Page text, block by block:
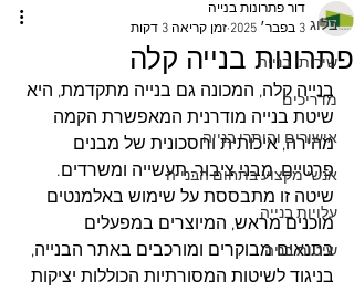
בלוג
שירותי בנייה
מדריכים
אישורים והיתרי בנייה
אנשי מקצוע בתחום הבנייה
עלויות בנייה
שיטות בניה
פתרונות בנייה קלה
דור פתרונות בנייה
3 בפבר׳ 2025
זמן קריאה 3 דקות
בנייה קלה, המכונה גם בנייה מתקדמת, היא
שיטת בנייה מודרנית המאפשרת הקמה
מהירה, איכותית וחסכונית של מבנים
פרטיים, מבני ציבור, תעשייה ומשרדים.
שיטה זו מתבססת על שימוש באלמנטים
מוכנים מראש, המיוצרים במפעלים
בתנאים מבוקרים ומורכבים באתר הבנייה,
בניגוד לשיטות המסורתיות הכוללות יציקות